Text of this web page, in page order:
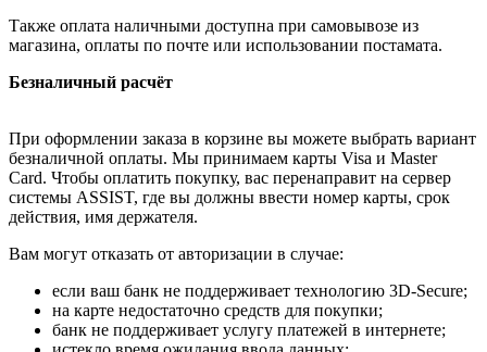
Также оплата наличными доступна при самовывозе из
магазина, оплаты по почте или использовании постамата.
Безналичный расчёт
При оформлении заказа в корзине вы можете выбрать вариант
безналичной оплаты. Мы принимаем карты Visa и Master
Card. Чтобы оплатить покупку, вас перенаправит на сервер
системы ASSIST, где вы должны ввести номер карты, срок
действия, имя держателя.
Вам могут отказать от авторизации в случае:
если ваш банк не поддерживает технологию 3D-Secure;
на карте недостаточно средств для покупки;
банк не поддерживает услугу платежей в интернете;